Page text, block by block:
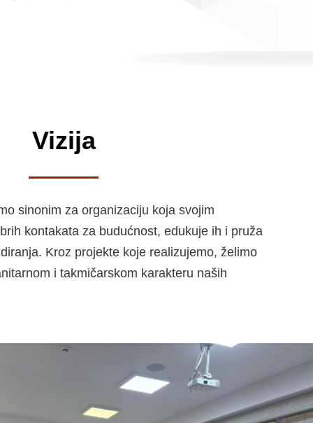
Vizija
sinonim za organizaciju koja svojim
kontakata za budućnost, edukuje ih i pruža
Kroz projekte koje realizujemo, želimo
i takmičarskom karakteru naših